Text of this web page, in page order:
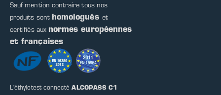
Sauf mention contraire tous nos
produits sont homologués et
certifiés aux normes européennes
et françaises
L'éthylotest connectéALCOPASS C1